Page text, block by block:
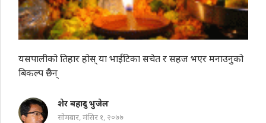
यसपालीको तिहार होस् या भाईटिका सचेत र सहज भएर मनाउनुको
बिकल्प छैन्
शेर बहादुर भुजेल
सोमबार, मंसिर १, २०७७